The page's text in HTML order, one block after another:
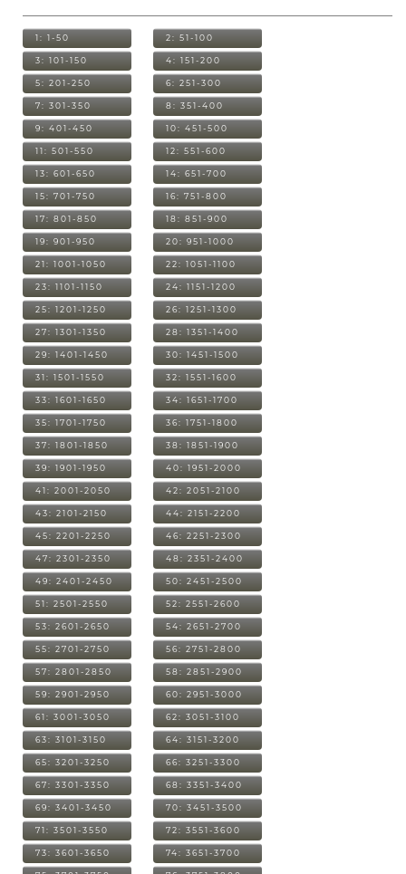
1: 1-50 2: 51-100
3: 101-150 4: 151-200
5: 201-250 6: 251-300
7: 301-350 8: 351-400
9: 401-450 10: 451-500
11: 501-550 12: 551-600
13: 601-650 14: 651-700
15: 701-750 16: 751-800
17: 801-850 18: 851-900
19: 901-950 20: 951-1000
21: 1001-1050 22: 1051-1100
23: 1101-1150 24: 1151-1200
25: 1201-1250 26: 1251-1300
27: 1301-1350 28: 1351-1400
29: 1401-1450 30: 1451-1500
31: 1501-1550 32: 1551-1600
33: 1601-1650 34: 1651-1700
35: 1701-1750 36: 1751-1800
37: 1801-1850 38: 1851-1900
39: 1901-1950 40: 1951-2000
41: 2001-2050 42: 2051-2100
43: 2101-2150 44: 2151-2200
45: 2201-2250 46: 2251-2300
47: 2301-2350 48: 2351-2400
49: 2401-2450 50: 2451-2500
51: 2501-2550 52: 2551-2600
53: 2601-2650 54: 2651-2700
55: 2701-2750 56: 2751-2800
57: 2801-2850 58: 2851-2900
59: 2901-2950 60: 2951-3000
61: 3001-3050 62: 3051-3100
63: 3101-3150 64: 3151-3200
65: 3201-3250 66: 3251-3300
67: 3301-3350 68: 3351-3400
69: 3401-3450 70: 3451-3500
71: 3501-3550 72: 3551-3600
73: 3601-3650 74: 3651-3700